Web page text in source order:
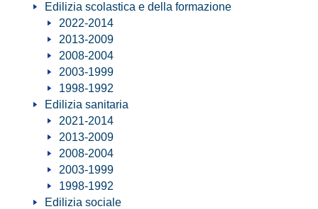
Edilizia scolastica e della formazione
2022-2014
2013-2009
2008-2004
2003-1999
1998-1992
Edilizia sanitaria
2021-2014
2013-2009
2008-2004
2003-1999
1998-1992
Edilizia sociale